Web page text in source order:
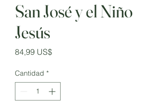
San José y el Niño
Jesús
84,99 US$Precio
Cantidad *